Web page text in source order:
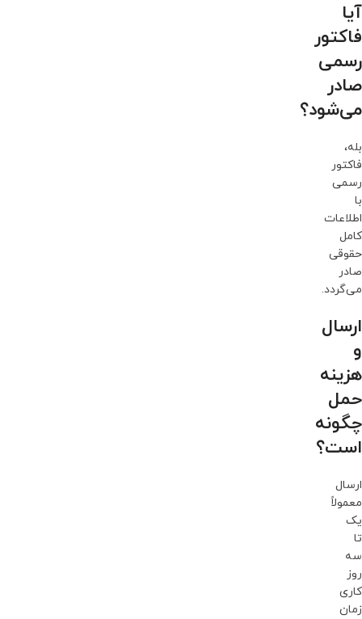
آیا
فاکتور
رسمی
صادر
می‌شود؟
بله،
فاکتور
رسمی
با
اطلاعات
کامل
حقوقی
صادر
می‌گردد.
ارسال
و
هزینه
حمل
چگونه
است؟
ارسال
معمولاً
یک
تا
سه
روز
کاری
زمان